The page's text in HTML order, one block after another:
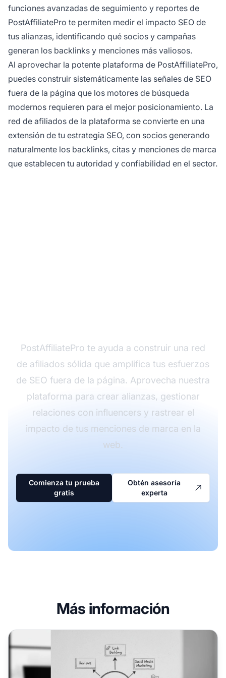
funciones avanzadas de seguimiento y reportes de
PostAffiliatePro te permiten medir el impacto SEO de
tus alianzas, identificando qué socios y campañas
generan los backlinks y menciones más valiosos.
Al aprovechar la potente plataforma de PostAffiliatePro,
puedes construir sistemáticamente las señales de SEO
fuera de la página que los motores de búsqueda
modernos requieren para el mejor posicionamiento. La
red de afiliados de la plataforma se convierte en una
extensión de tu estrategia SEO, con socios generando
naturalmente los backlinks, citas y menciones de marca
que establecen tu autoridad y confiabilidad en el sector.
PostAffiliatePro te ayuda a construir una red
de afiliados sólida que amplifica tus esfuerzos
de SEO fuera de la página. Aprovecha nuestra
plataforma para crear alianzas, gestionar
relaciones con influencers y rastrear el
impacto de tus menciones de marca en la
web.
Comienza tu prueba
gratis
Obtén asesoría
experta
Más información
¿Cómo puedo hacer SEO fuera de la página?